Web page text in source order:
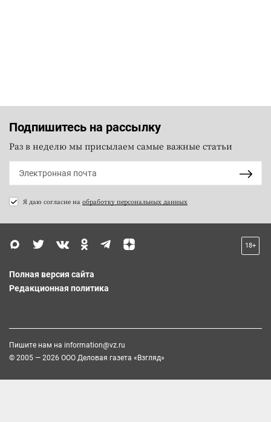
Подпишитесь на рассылку
Раз в неделю мы присылаем самые важные статьи
Я даю согласие на обработку персональных данных
18+
Полная версия сайта
Редакционная политика
Пишите нам на information@vz.ru
© 2005 — 2026 ООО Деловая газета «Взгляд»